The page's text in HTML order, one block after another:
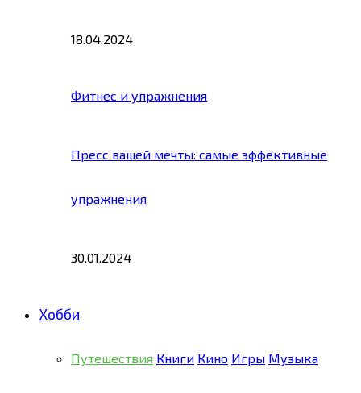
18.04.2024
Фитнес и упражнения
Пресс вашей мечты: самые эффективные
упражнения
30.01.2024
Хобби
Путешествия Книги Кино Игры Музыка